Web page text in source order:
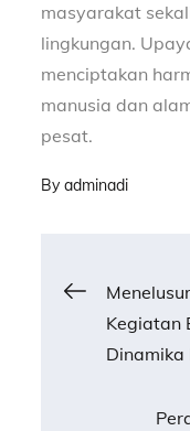
masyarakat
lingkungan.
menciptakan
manusia dan
pesat.
Byadminadi
Post
Kegiatan
Dinamika